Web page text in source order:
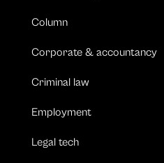
Column
Corporate & accountancy
Criminal law
Employment
Legal tech